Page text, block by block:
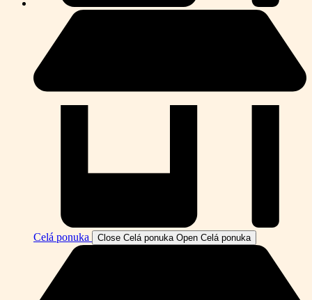
Celá ponuka Close Celá ponuka Open Celá ponuka